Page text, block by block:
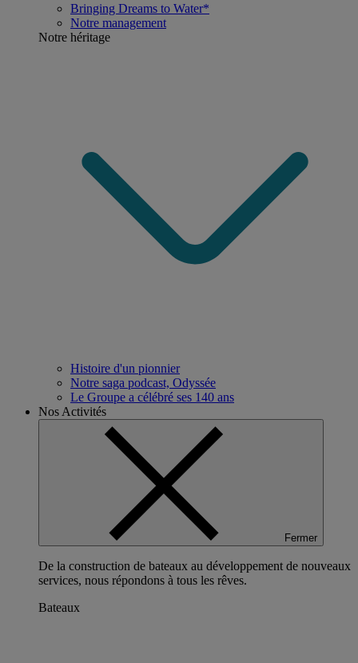
Bringing Dreams to Water*
Notre management
Notre héritage
Histoire d'un pionnier
Notre saga podcast, Odyssée
Le Groupe a célébré ses 140 ans
Nos Activités
Fermer
De la construction de bateaux au développement de nouveaux
services, nous répondons à tous les rêves.
Bateaux